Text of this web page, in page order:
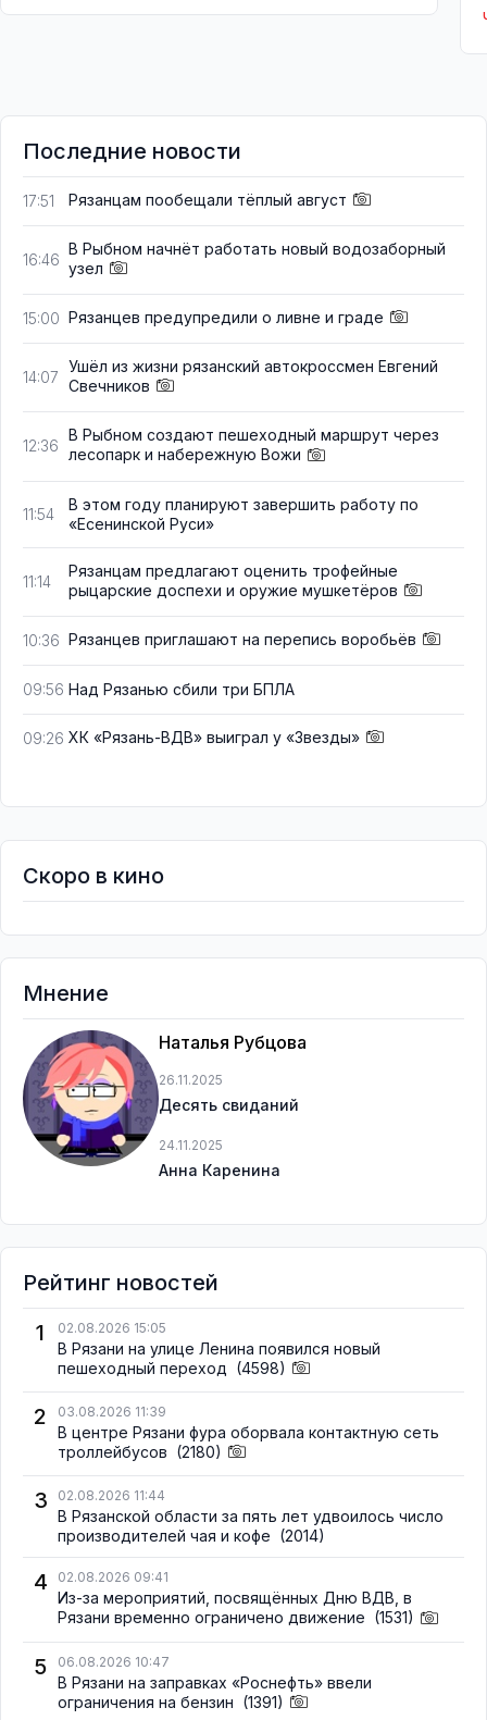
Последние новости
17:51 Рязанцам пообещали тёплый август
16:46
В Рыбном начнёт работать новый водозаборный
узел
15:00 Рязанцев предупредили о ливне и граде
14:07
Ушёл из жизни рязанский автокроссмен Евгений
Свечников
12:36
В Рыбном создают пешеходный маршрут через
лесопарк и набережную Вожи
11:54
В этом году планируют завершить работу по
«Есенинской Руси»
11:14
Рязанцам предлагают оценить трофейные
рыцарские доспехи и оружие мушкетёров
10:36 Рязанцев приглашают на перепись воробьёв
09:56 Над Рязанью сбили три БПЛА
09:26 ХК «Рязань-ВДВ» выиграл у «Звезды»
Скоро в кино
Мнение
Наталья Рубцова
26.11.2025
Десять свиданий
24.11.2025
Анна Каренина
Рейтинг новостей
1
02.08.2026 15:05
В Рязани на улице Ленина появился новый
пешеходный переход (4598)
2 03.08.2026 11:39
В центре Рязани фура оборвала контактную сеть
троллейбусов (2180)
3 02.08.2026 11:44
В Рязанской области за пять лет удвоилось число
производителей чая и кофе (2014)
4 02.08.2026 09:41
Из-за мероприятий, посвящённых Дню ВДВ, в
Рязани временно ограничено движение (1531)
5 06.08.2026 10:47
В Рязани на заправках «Роснефть» ввели
ограничения на бензин (1391)